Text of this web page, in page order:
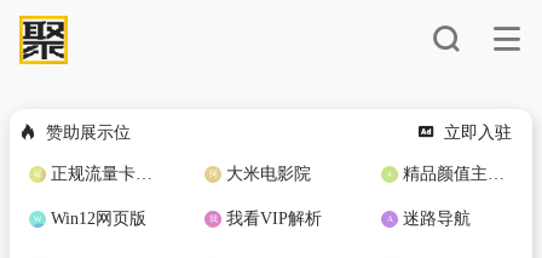
赞助展示位 立即入驻
正规流量卡免费加盟合作 大米电影院 精品颜值主播定制
Win12网页版 我看VIP解析 迷路导航